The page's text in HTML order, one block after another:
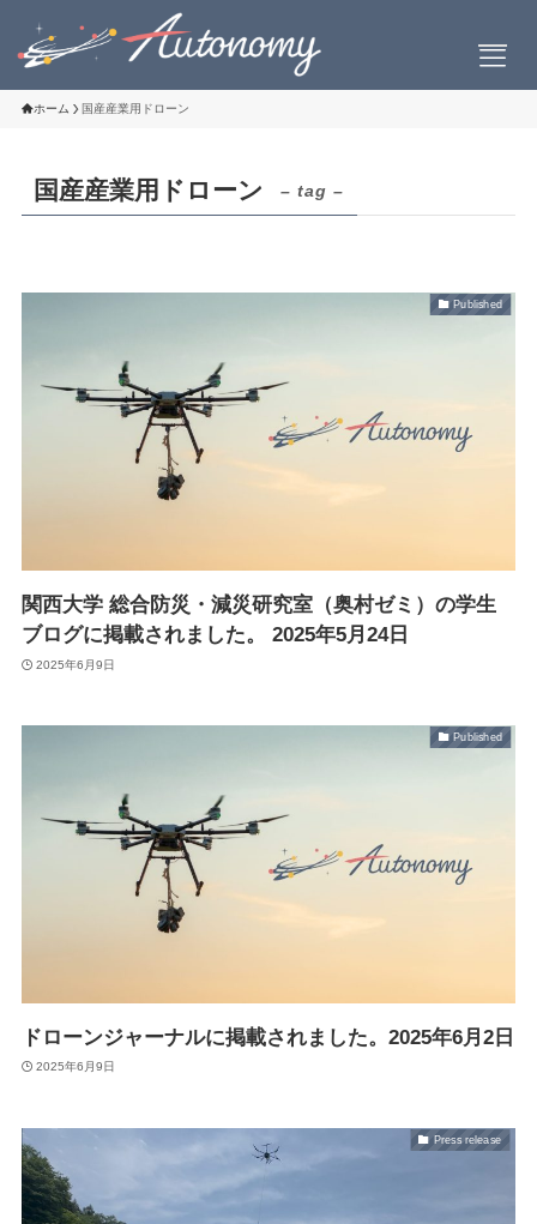
会社案内
社長挨拶
Suveyor-Ⅱ
Suveyor-Ⅲ
Suveyor-Ⅳ
各種サービス
ドローン操縦士（プロパイロット）派遣
インフラ設備点検向けドローン研修サービス
最新情報
ホーム 国産産業用ドローン
国産産業用ドローン – tag –
Published
関西大学 総合防災・減災研究室（奥村ゼミ）の学生
ブログに掲載されました。 2025年5月24日
2025年6月9日
Published
ドローンジャーナルに掲載されました。2025年6月2日
2025年6月9日
Press release